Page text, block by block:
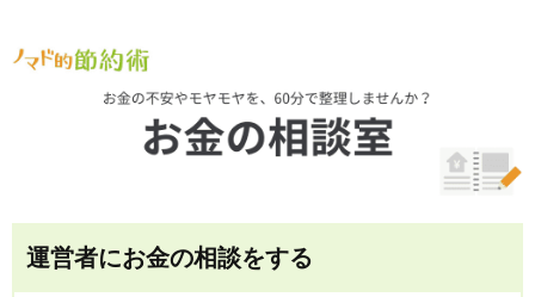
運営者にお金の相談をする